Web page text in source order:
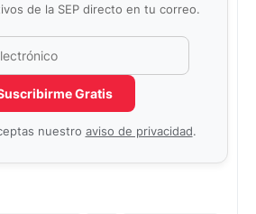
de la SEP directo en tu correo.
No completar este campo
Gratis
nuestro aviso de privacidad.